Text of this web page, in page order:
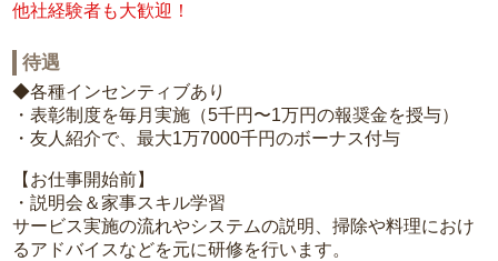
他社経験者も大歓迎！
待遇
◆各種インセンティブあり
・表彰制度を毎月実施（5千円〜1万円の報奨金を授与）
・友人紹介で、最大1万7000千円のボーナス付与
【お仕事開始前】
・説明会＆家事スキル学習
サービス実施の流れやシステムの説明、掃除や料理におけ
るアドバイスなどを元に研修を行います。